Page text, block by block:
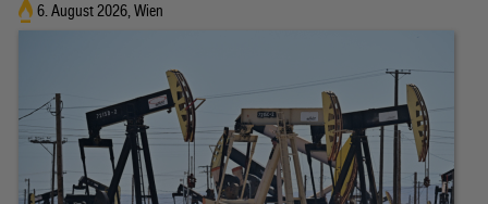
6. August 2026, Wien